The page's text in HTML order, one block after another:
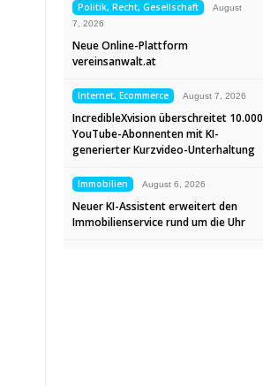
Politik, Recht, Gesellschaft
August
7, 2026
Neue Online-Plattform
vereinsanwalt.at
Internet, Ecommerce August 7, 2026
IncredibleXvision überschreitet 10.000
YouTube-Abonnenten mit KI-
generierter Kurzvideo-Unterhaltung
Immobilien August 6, 2026
Neuer KI-Assistent erweitert den
Immobilienservice rund um die Uhr